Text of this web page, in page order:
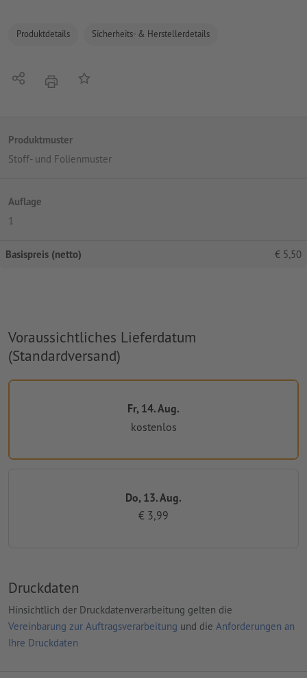
Produktdetails Sicherheits- & Herstellerdetails
Teilen DruckenAuf die Merkliste
Produktmuster
Stoff- und Folienmuster
Auflage
1
Basispreis (netto) € 5,50
Voraussichtliches Lieferdatum
(Standardversand)
Fr, 14. Aug.
kostenlos
Do, 13. Aug.
€ 3,99
Druckdaten
Hinsichtlich der Druckdatenverarbeitung gelten die
Vereinbarung zur Auftragsverarbeitung und die Anforderungen an
Ihre Druckdaten